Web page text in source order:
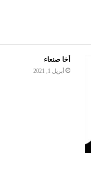
أخا صنعاء
أبريل 1, 2021